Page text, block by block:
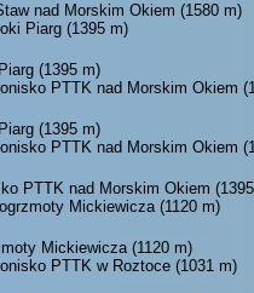
nad Morskim Okiem (1580 m)
Piarg (1395 m)
(1395 m)
PTTK nad Morskim Okiem
(1395 m)
PTTK nad Morskim Okiem
PTTK nad Morskim Okiem
Mickiewicza (1120 m)
Mickiewicza (1120 m)
PTTK w Roztoce (1031 m)